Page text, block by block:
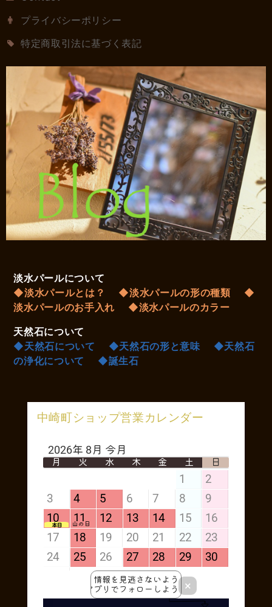
プライバシーポリシー
特定商取引法に基づく表記
淡水パールについて
◆淡水パールとは？
◆淡水パールの形の種類
◆
淡水パールのお手入れ
◆淡水パールのカラー
天然石について
◆天然石について
◆天然石の形と意味
◆天然石
の浄化について
◆誕生石
中崎町ショップ営業カレンダー